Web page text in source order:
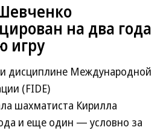
на два года
игру
и дисциплине Международной
(FIDE)
шахматиста Кирилла
и еще один — условно за